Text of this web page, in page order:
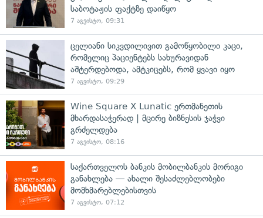
საბოტაჟის ფაქტზე დაიწყო
7 აგვისტო, 09:31
ცელიანი სიკვდილივით გამოწყობილი კაცი,
რომელიც პაციენტებს სახურავიდან
აშტერდებოდა, ამტკიცებს, რომ ყვავი იყო
7 აგვისტო, 09:29
Wine Square X Lunatic ერთმანეთის
მხარდასაჭერად | მცირე ბიზნესის ჯაჭვი
გრძელდება
7 აგვისტო, 08:16
საქართველოს ბანკის მობილბანკის მორიგი
განახლება — ახალი შესაძლებლობები
მომხმარებლებისთვის
7 აგვისტო, 07:12